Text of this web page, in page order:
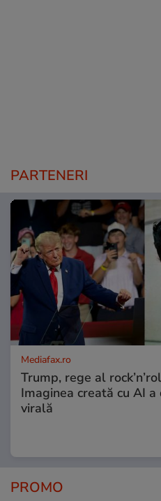
PARTENERI
Mediafax.ro
Trump, rege al
Imaginea creată cu AI a
virală
PROMO